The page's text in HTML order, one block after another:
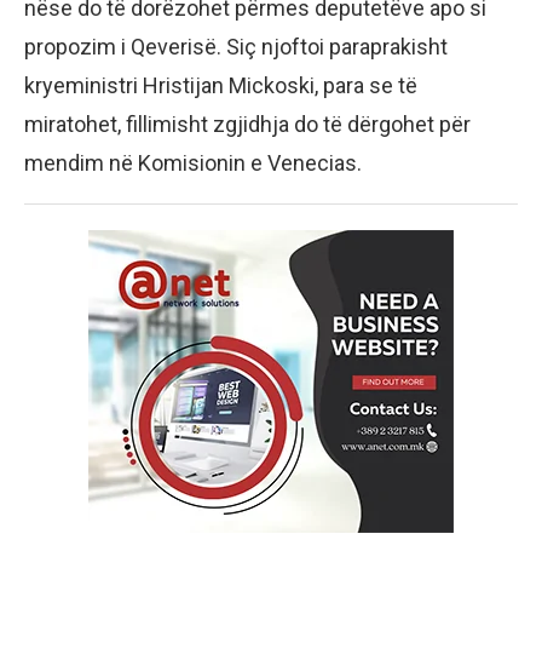
nëse do të dorëzohet përmes deputetëve apo si
propozim i Qeverisë. Siç njoftoi paraprakisht
kryeministri Hristijan Mickoski, para se të
miratohet, fillimisht zgjidhja do të dërgohet për
mendim në Komisionin e Venecias.